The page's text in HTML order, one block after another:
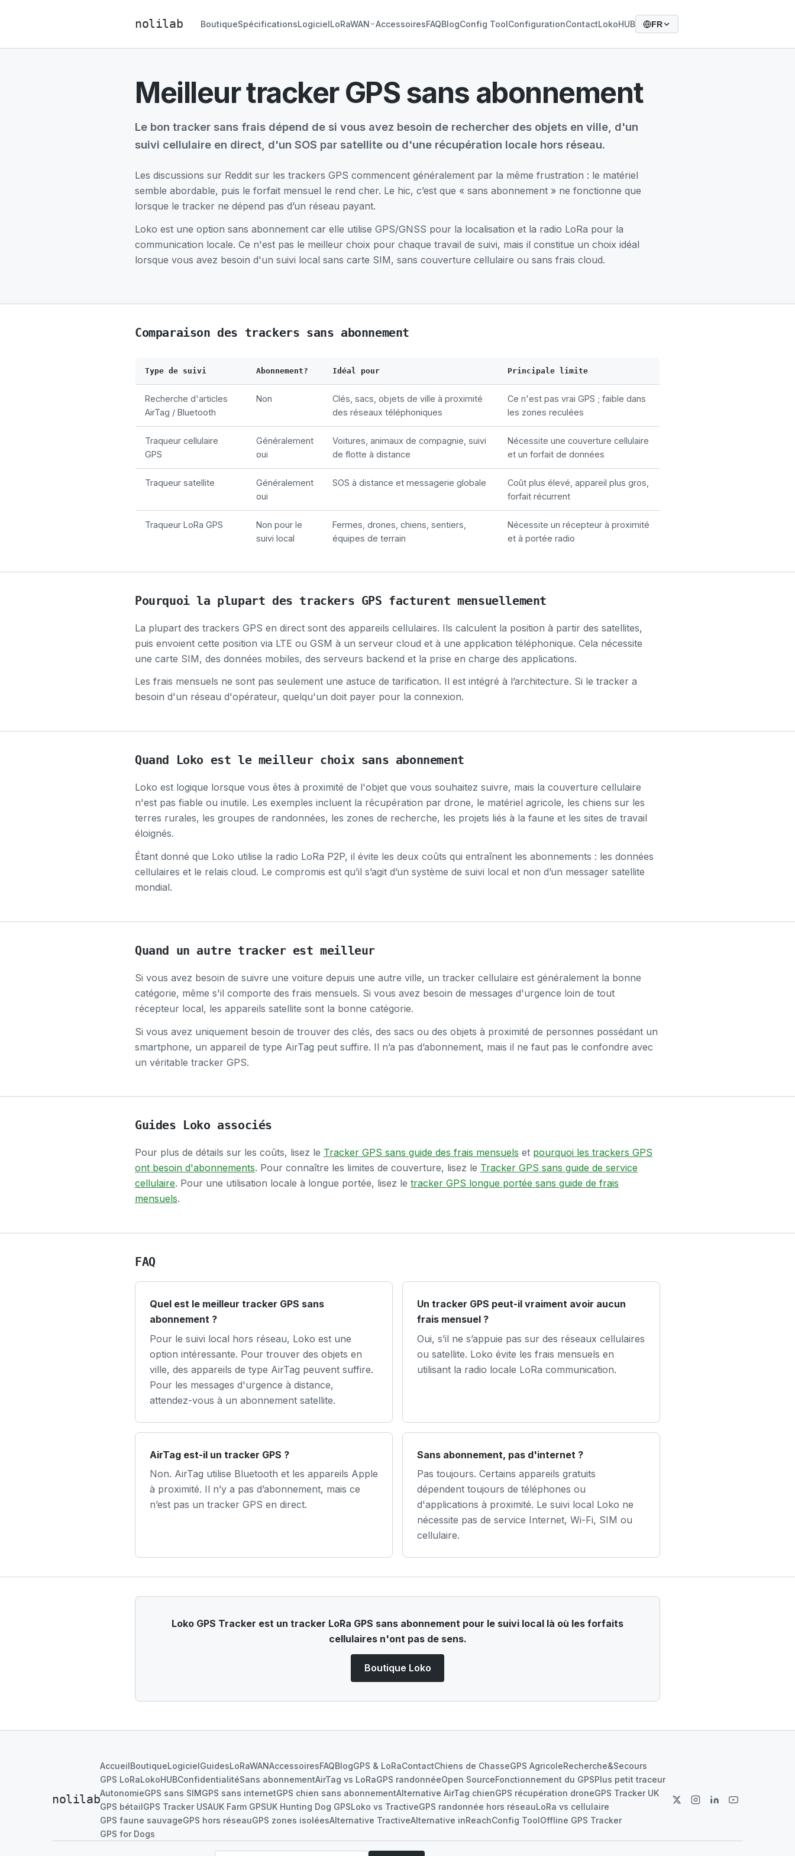
nolilab BoutiqueSpécificationsLogicielLoRaWAN AccessoiresFAQBlogConfig ToolConfigurationContactLokoHUB FR
Meilleur tracker GPS sans abonnement
Le bon tracker sans frais dépend de si vous avez besoin de rechercher des objets en ville, d'un
suivi cellulaire en direct, d'un SOS par satellite ou d'une récupération locale hors réseau.
Les discussions sur Reddit sur les trackers GPS commencent généralement par la même frustration : le matériel
semble abordable, puis le forfait mensuel le rend cher. Le hic, c’est que « sans abonnement » ne fonctionne que
lorsque le tracker ne dépend pas d’un réseau payant.
Loko est une option sans abonnement car elle utilise GPS/GNSS pour la localisation et la radio LoRa pour la
communication locale. Ce n'est pas le meilleur choix pour chaque travail de suivi, mais il constitue un choix idéal
lorsque vous avez besoin d'un suivi local sans carte SIM, sans couverture cellulaire ou sans frais cloud.
Comparaison des trackers sans abonnement
Type de suivi Abonnement? Idéal pour Principale limite
Recherche d'articles
AirTag / Bluetooth
Non
Clés, sacs, objets de ville à proximité
des réseaux téléphoniques
Ce n'est pas vrai GPS ; faible dans
les zones reculées
Traqueur cellulaire
GPS
Généralement
oui
Voitures, animaux de compagnie, suivi
de flotte à distance
Nécessite une couverture cellulaire
et un forfait de données
Traqueur satellite
Généralement
oui
SOS à distance et messagerie globale
Coût plus élevé, appareil plus gros,
forfait récurrent
Traqueur LoRa GPS
Non pour le
suivi local
Fermes, drones, chiens, sentiers,
équipes de terrain
Nécessite un récepteur à proximité
et à portée radio
Pourquoi la plupart des trackers GPS facturent mensuellement
La plupart des trackers GPS en direct sont des appareils cellulaires. Ils calculent la position à partir des satellites,
puis envoient cette position via LTE ou GSM à un serveur cloud et à une application téléphonique. Cela nécessite
une carte SIM, des données mobiles, des serveurs backend et la prise en charge des applications.
Les frais mensuels ne sont pas seulement une astuce de tarification. Il est intégré à l’architecture. Si le tracker a
besoin d'un réseau d'opérateur, quelqu'un doit payer pour la connexion.
Quand Loko est le meilleur choix sans abonnement
Loko est logique lorsque vous êtes à proximité de l'objet que vous souhaitez suivre, mais la couverture cellulaire
n'est pas fiable ou inutile. Les exemples incluent la récupération par drone, le matériel agricole, les chiens sur les
terres rurales, les groupes de randonnées, les zones de recherche, les projets liés à la faune et les sites de travail
éloignés.
Étant donné que Loko utilise la radio LoRa P2P, il évite les deux coûts qui entraînent les abonnements : les données
cellulaires et le relais cloud. Le compromis est qu’il s’agit d’un système de suivi local et non d’un messager satellite
mondial.
Quand un autre tracker est meilleur
Si vous avez besoin de suivre une voiture depuis une autre ville, un tracker cellulaire est généralement la bonne
catégorie, même s'il comporte des frais mensuels. Si vous avez besoin de messages d'urgence loin de tout
récepteur local, les appareils satellite sont la bonne catégorie.
Si vous avez uniquement besoin de trouver des clés, des sacs ou des objets à proximité de personnes possédant un
smartphone, un appareil de type AirTag peut suffire. Il n’a pas d’abonnement, mais il ne faut pas le confondre avec
un véritable tracker GPS.
Guides Loko associés
Pour plus de détails sur les coûts, lisez le Tracker GPS sans guide des frais mensuels et pourquoi les trackers GPS
ont besoin d'abonnements. Pour connaître les limites de couverture, lisez le Tracker GPS sans guide de service
cellulaire. Pour une utilisation locale à longue portée, lisez le tracker GPS longue portée sans guide de frais
mensuels.
FAQ
Quel est le meilleur tracker GPS sans
abonnement ?
Pour le suivi local hors réseau, Loko est une
option intéressante. Pour trouver des objets en
ville, des appareils de type AirTag peuvent suffire.
Pour les messages d'urgence à distance,
attendez-vous à un abonnement satellite.
Un tracker GPS peut-il vraiment avoir aucun
frais mensuel ?
Oui, s’il ne s’appuie pas sur des réseaux cellulaires
ou satellite. Loko évite les frais mensuels en
utilisant la radio locale LoRa communication.
AirTag est-il un tracker GPS ?
Non. AirTag utilise Bluetooth et les appareils Apple
à proximité. Il n’y a pas d’abonnement, mais ce
n’est pas un tracker GPS en direct.
Sans abonnement, pas d'internet ?
Pas toujours. Certains appareils gratuits
dépendent toujours de téléphones ou
d'applications à proximité. Le suivi local Loko ne
nécessite pas de service Internet, Wi-Fi, SIM ou
cellulaire.
Loko GPS Tracker est un tracker LoRa GPS sans abonnement pour le suivi local là où les forfaits
cellulaires n'ont pas de sens.
Boutique Loko
nolilab
AccueilBoutiqueLogicielGuidesLoRaWANAccessoiresFAQBlogGPS & LoRaContactChiens de ChasseGPS AgricoleRecherche&Secours
GPS LoRaLokoHUBConfidentialitéSans abonnementAirTag vs LoRaGPS randonnéeOpen SourceFonctionnement du GPSPlus petit traceur
AutonomieGPS sans SIMGPS sans internetGPS chien sans abonnementAlternative AirTag chienGPS récupération droneGPS Tracker UK
GPS bétailGPS Tracker USAUK Farm GPSUK Hunting Dog GPSLoko vs TractiveGPS randonnée hors réseauLoRa vs cellulaire
GPS faune sauvageGPS hors réseauGPS zones isoléesAlternative TractiveAlternative inReachConfig ToolOffline GPS Tracker
GPS for Dogs